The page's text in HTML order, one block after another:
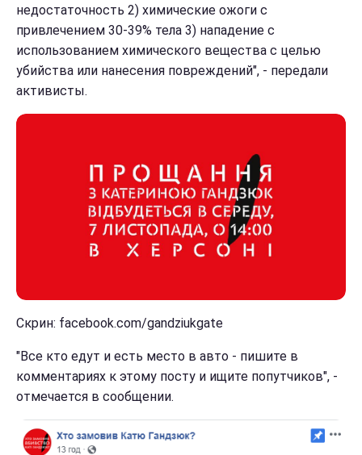
недостаточность 2) химические ожоги с
привлечением 30-39% тела 3) нападение с
использованием химического вещества с целью
убийства или нанесения повреждений", - передали
активисты.
Скрин: facebook.com/gandziukgate
"Все кто едут и есть место в авто - пишите в
комментариях к этому посту и ищите попутчиков", -
отмечается в сообщении.